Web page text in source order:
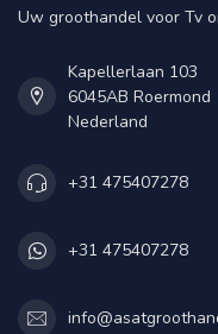
Uw groothandel voor Tv
Kapellerlaan 103
6045AB Roermond
Nederland
+31 475407278
+31 475407278